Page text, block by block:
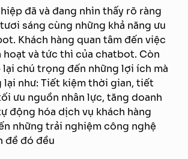
đã và đang nhìn thấy rõ ràng
sáng cùng những khả năng ưu
Khách hàng quan tâm đến việc
và tức thì của chatbot. Còn
chú trọng đến những lợi ích mà
như: Tiết kiệm thời gian, tiết
ưu nguồn nhân lực, tăng doanh
động hóa dịch vụ khách hàng
những trải nghiệm công nghệ
đề đó đều